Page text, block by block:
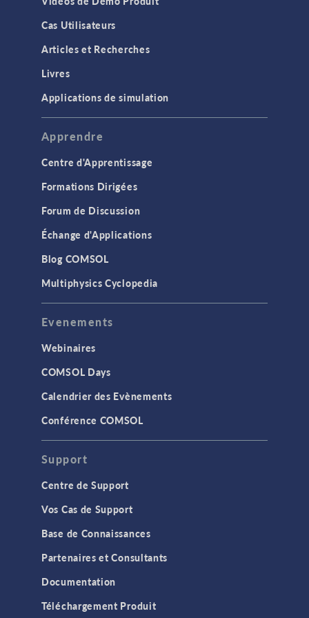
chatbot dans
magazine de la
Coup d'envoi de la
2025 à Amsterdam
Mai 2025
COMMUNIQUÉ DE PRESSE
Avril 2025
Avril 2025
COMMUNIQUÉ DE PRESSE
Analog Devices
développe des batteries
et des chaînes de
Cas Utilisateurs
Articles et Recherches
Livres
Applications de simulation
Apprendre
Centre d'Apprentissage
Formations Dirigées
Forum de Discussion
Échange d'Applications
Blog COMSOL
Multiphysics Cyclopedia
Evenements
Webinaires
COMSOL Days
Calendrier des Evènements
Conférence COMSOL
Support
Centre de Support
Vos Cas de Support
Base de Connaissances
Partenaires et Consultants
Documentation
Téléchargement Produit